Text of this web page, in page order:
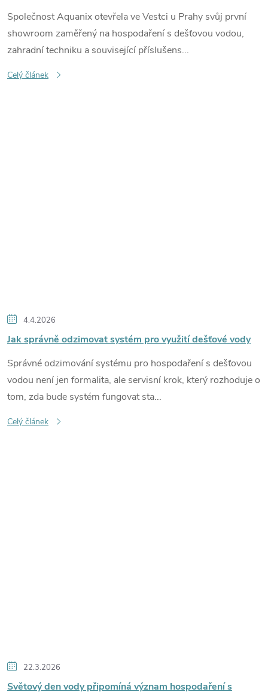
Společnost Aquanix otevřela ve Vestci u Prahy svůj první
showroom zaměřený na hospodaření s dešťovou vodou,
zahradní techniku a související příslušens...
Celý článek
4.4.2026
Jak správně odzimovat systém pro využití dešťové vody
Správné odzimování systému pro hospodaření s dešťovou
vodou není jen formalita, ale servisní krok, který rozhoduje o
tom, zda bude systém fungovat sta...
Celý článek
22.3.2026
Světový den vody připomíná význam hospodaření s